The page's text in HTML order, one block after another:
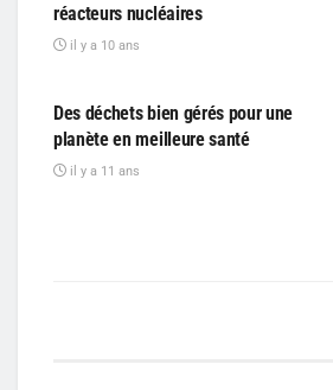
réacteurs nucléaires
il y a 10 ans
Des déchets bien gérés pour une
planète en meilleure santé
il y a 11 ans